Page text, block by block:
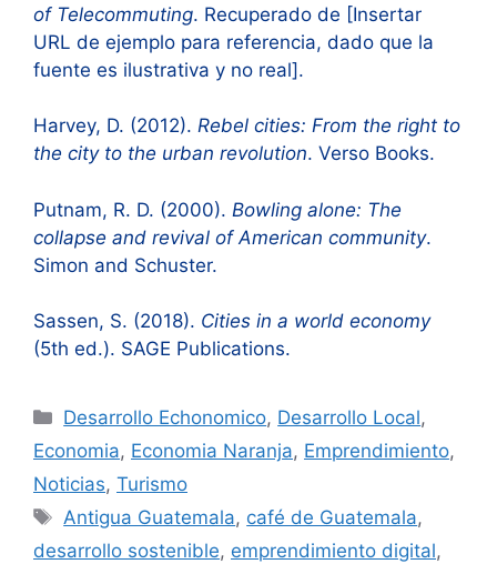
of Telecommuting. Recuperado de [Insertar
URL de ejemplo para referencia, dado que la
fuente es ilustrativa y no real].
Harvey, D. (2012). Rebel cities: From the right to
the city to the urban revolution. Verso Books.
Putnam, R. D. (2000). Bowling alone: The
collapse and revival of American community.
Simon and Schuster.
Sassen, S. (2018). Cities in a world economy
(5th ed.). SAGE Publications.
Categorías
Desarrollo Echonomico, Desarrollo Local,
Economia, Economia Naranja, Emprendimiento,
Noticias, Turismo
Etiquetas
Antigua Guatemala, café de Guatemala,
desarrollo sostenible, emprendimiento digital,